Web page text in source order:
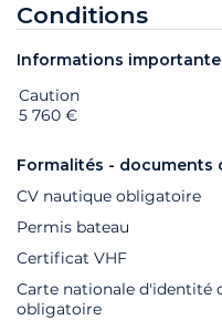
Conditions
Informations
Extras Statut
Caution
5 760 €
Formalités - documents
CV nautique obligatoire
Permis bateau
Certificat VHF
Carte nationale d'identité
obligatoire